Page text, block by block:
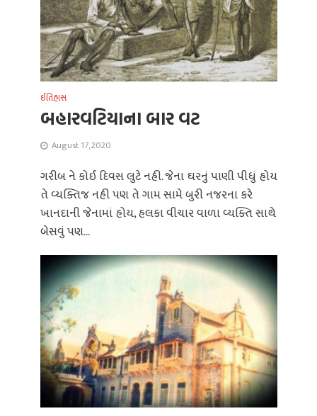
ઈતિહાસ
બહારવટિયાના બાર વટ
August 17, 2020
ગરીબ ને કોઈ દિવસ લુટે નહી. જેના ઘરનું પાણી પીધું હોય
તે વ્યક્તિજ નહી પણ તે ગામ સામે બુરી નજરના કરે
ખાનદાની જેનામાં હોય, હલકા વીચાર વાળા વ્યક્તિ સાથે
બેસવું પણ...